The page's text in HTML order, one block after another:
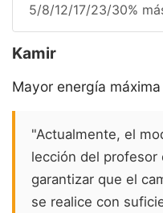
5/8/12/17/23/30%
Kamir
Mayor energía
"Actualmente, el
lección del profesor
garantizar que el
se realice con